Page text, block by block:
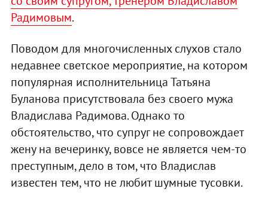
Радимовым.
Поводом для многочисленных слухов стало
недавнее светское мероприятие, на котором
популярная исполнительница Татьяна
Буланова присутствовала без своего мужа
Владислава Радимова. Однако то
обстоятельство, что супруг не сопровождает
жену на вечеринку, вовсе не является чем-то
преступным, дело в том, что Владислав
известен тем, что не любит шумные тусовки.